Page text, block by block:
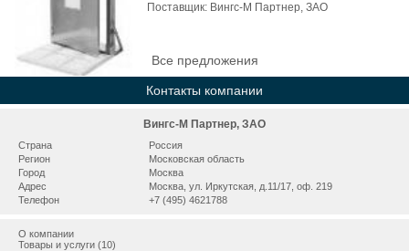
Поставщик: Вингс-М Партнер, ЗАО
Все предложения
Контакты компании
Вингс-М Партнер, ЗАО
Страна
Россия
Регион
Московская область
Город
Москва
Адрес
Москва, ул. Иркутская, д.11/17, оф. 219
Телефон
+7 (495) 4621788
О компании
Товары и услуги (10)